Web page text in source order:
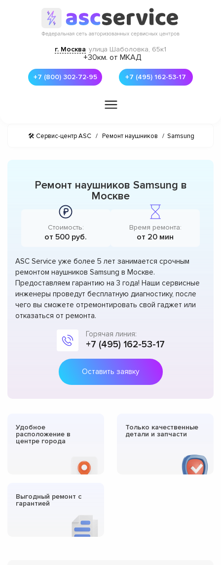
г. Москва улица Шаболовка, 65к1
+30км. от МКАД
+7 (800) 302-72-95 +7 (495) 162-53-17
🛠 Сервис-центр ASC / Ремонт наушников / Samsung
Ремонт наушников Samsung в
Москве
Стоимость:
от 500 руб.
Время ремонта:
от 20 мин
ASC Service уже более 5 лет занимается срочным
ремонтом наушников Samsung в Москве.
Предоставляем гарантию на 3 года! Наши сервисные
инженеры проведут бесплатную диагностику, после
чего вы сможете отремонтировать свой гаджет или
отказаться от ремонта.
Горячая линия:
+7 (495) 162-53-17
Оставить заявку
Удобное
расположение в
центре города
Только качественные
детали и запчасти
Выгодный ремонт с
гарантией